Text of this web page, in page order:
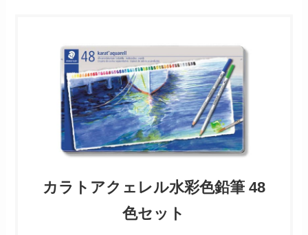
カラトアクェレル水彩色鉛筆 48
色セット